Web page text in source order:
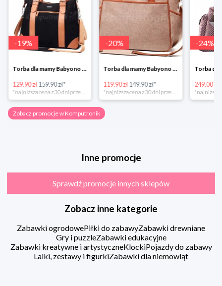
-19%
Torba dla mamy Babyono 1505/01 Comfort Icoinic 5/5
129.90 zł159.90 zł*
*najniższa cena z 30 dni przed obniżką
-20%
Torba dla mamy Babyono 1507/01 Comfort Chic w super cenie
119.90 zł149.90 zł*
*najniższa cena z 30 dni przed obniżką
-24%
249.00 zł
Zobacz promocje w Komputronik
Inne promocje
Sprawdź promocje innych sklepów
Zobacz inne kategorie
Zabawki ogrodowePiłki do zabawyZabawki drewniane
Gry i puzzleZabawki edukacyjne
Zabawki kreatywne i artystyczneKlockiPojazdy do zabawy
Lalki, zestawy i figurkiZabawki dla niemowląt